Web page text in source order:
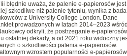
błędnie uważa, że palenie e-papierosów jest
szkodliwe niż palenie tytoniu, wynika z
z University College London. Dane
prowadzonych w latach 2014–2023 wśród
odkryli, że postrzeganie e-
ostatniej dekady, a od 2021 roku widoczny
o szkodliwości palenia e-papierosów.
wzrostem popularności e-papierosów